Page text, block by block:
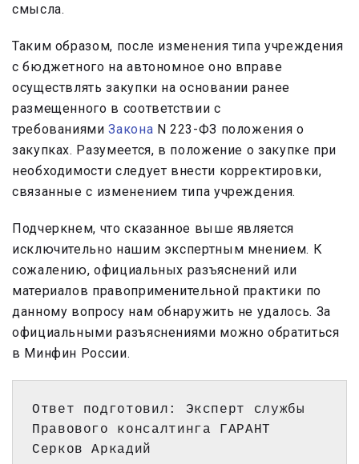
смысла.
Таким образом, после изменения типа учреждения
с бюджетного на автономное оно вправе
осуществлять закупки на основании ранее
размещенного в соответствии с
требованиямиЗакона N 223-ФЗ положения о
закупках. Разумеется, в положение о закупке при
необходимости следует внести корректировки,
связанные с изменением типа учреждения.
Подчеркнем, что сказанное выше является
исключительно нашим экспертным мнением. К
сожалению, официальных разъяснений или
материалов правоприменительной практики по
данному вопросу нам обнаружить не удалось. За
официальными разъяснениями можно обратиться
в Минфин России.
Ответ подготовил: Эксперт службы
Правового консалтинга ГАРАНТ
Серков Аркадий